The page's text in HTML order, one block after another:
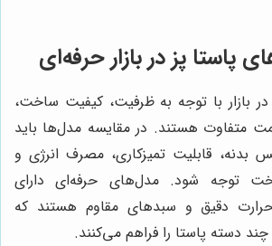
پاستا پز در بازار حرفه‌ای
بازار با توجه به ظرفیت، کیفیت ساخت،
متفاوت هستند. در مقایسه مدل‌ها باید
بدنه، قابلیت تمیزکاری، مصرف انرژی و
توجه شود. مدل‌های حرفه‌ای دارای
دقیق و سبدهای مقاوم هستند که
دسته پاستا را فراهم می‌کنند.